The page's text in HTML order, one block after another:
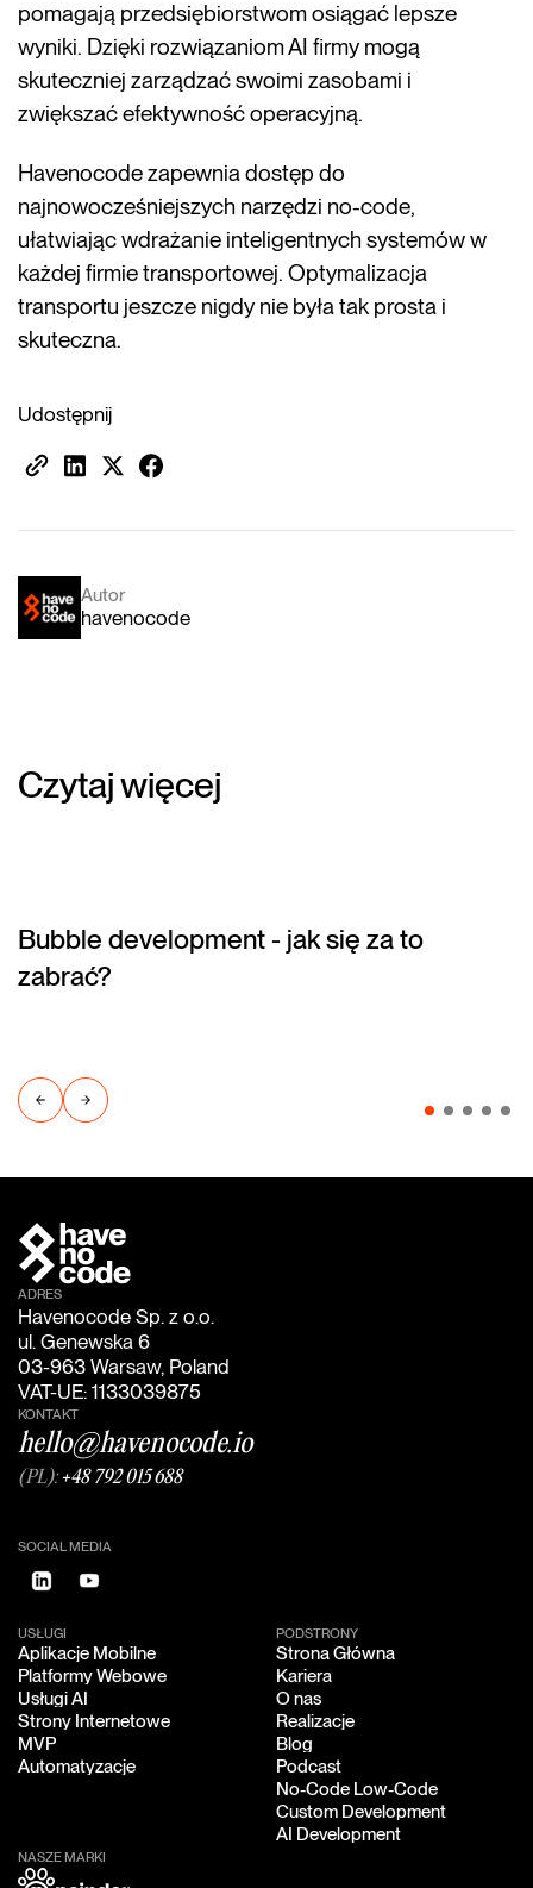
pomagają przedsiębiorstwom osiągać lepsze
wyniki. Dzięki rozwiązaniom AI firmy mogą
skuteczniej zarządzać swoimi zasobami i
zwiększać efektywność operacyjną.
Havenocode zapewnia dostęp do
najnowocześniejszych narzędzi no-code,
ułatwiając wdrażanie inteligentnych systemów w
każdej firmie transportowej. Optymalizacja
transportu jeszcze nigdy nie była tak prosta i
skuteczna.
Udostępnij
Autor
havenocode
Czytaj więcej
(blog)
Bubble development - jak się za to
zabrać?
ADRES
Havenocode Sp. z o.o.
ul. Genewska 6
03-963 Warsaw, Poland
VAT-UE: 1133039875
KONTAKT
hello@havenocode.io
(PL):+48 792 015 688
SOCIAL MEDIA
USŁUGI
Aplikacje Mobilne
Aplikacje Mobilne
Platformy Webowe
Platformy Webowe
Usługi AI
Usługi AI
Strony Internetowe
Strony Internetowe
MVP
MVP
Automatyzacje
PODSTRONY
Strona Główna
Strona Główna
Kariera
Kariera
O nas
O nas
Realizacje
Realizacje
Blog
Blog
Podcast
Podcast
No-Code Low-Code
No-Code Low-Code
Custom Development
Custom Development
AI Development
NASZE MARKI